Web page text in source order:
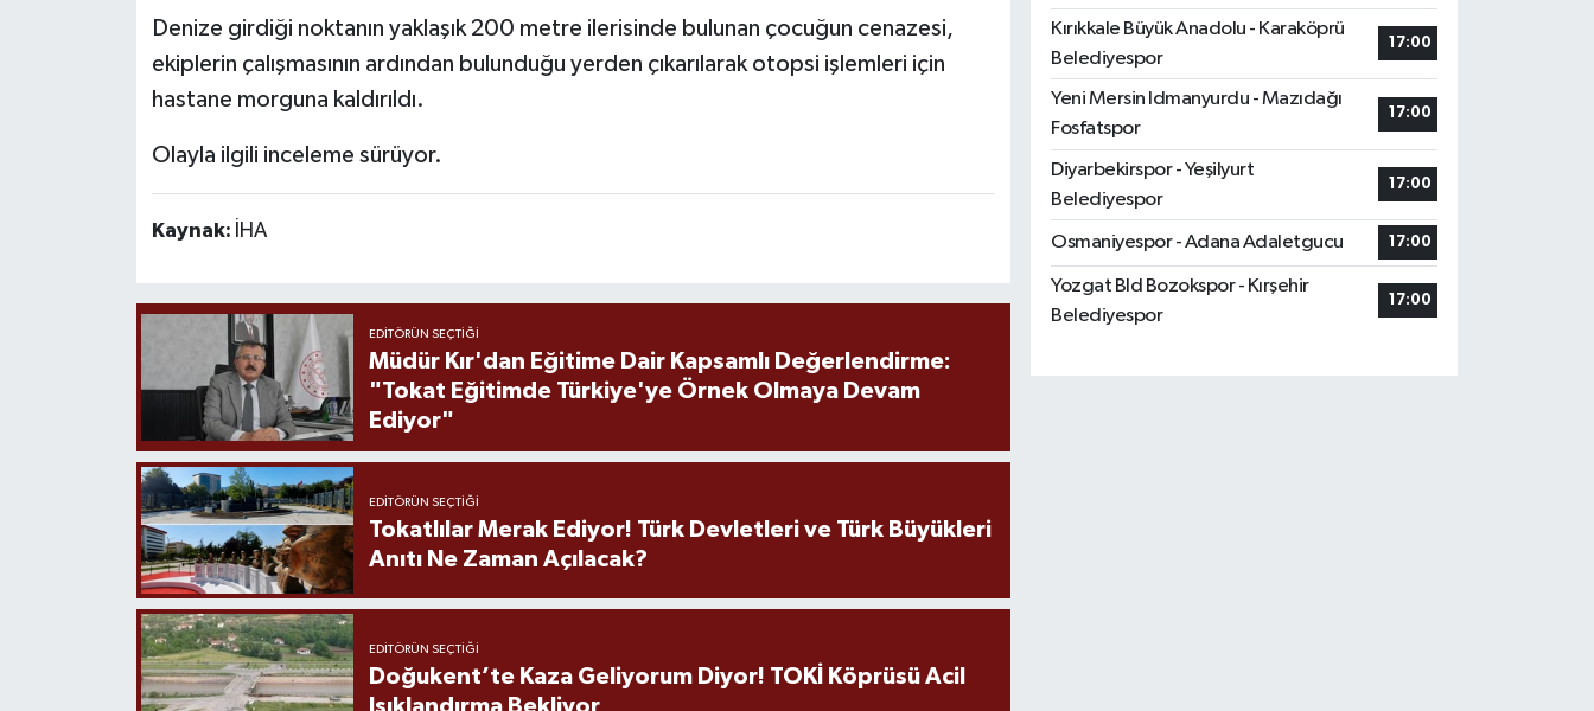
Denize girdiği noktanın yaklaşık 200 metre ilerisinde bulunan çocuğun cenazesi,
ekiplerin çalışmasının ardından bulunduğu yerden çıkarılarak otopsi işlemleri için
hastane morguna kaldırıldı.
Olayla ilgili inceleme sürüyor.
Kaynak: İHA
EDITÖRÜN SEÇTIĞI
Müdür Kır'dan Eğitime Dair Kapsamlı Değerlendirme:
"Tokat Eğitimde Türkiye'ye Örnek Olmaya Devam
Ediyor"
EDITÖRÜN SEÇTIĞI
Tokatlılar Merak Ediyor! Türk Devletleri ve Türk Büyükleri
Anıtı Ne Zaman Açılacak?
EDITÖRÜN SEÇTIĞI
Doğukent’te Kaza Geliyorum Diyor! TOKİ Köprüsü Acil
Kırıkkale Büyük Anadolu - Karaköprü
Belediyespor
17:00
Yeni Mersin Idmanyurdu - Mazıdağı
Fosfatspor
17:00
Diyarbekirspor - Yeşilyurt
Belediyespor
17:00
Osmaniyespor - Adana Adaletgucu 17:00
Yozgat Bld Bozokspor - Kırşehir
Belediyespor
17:00